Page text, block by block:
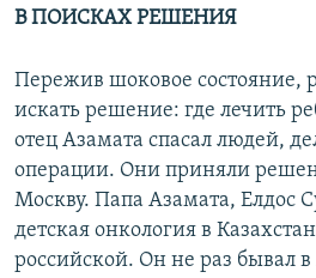
В ПОИСКАХ РЕШЕНИЯ
Пережив шоковое состояние,
искать решение: где лечить
отец Азамата спасал людей,
операции. Они приняли
Москву. Папа Азамата, Елдос
детская онкология в
российской. Он не раз бывал